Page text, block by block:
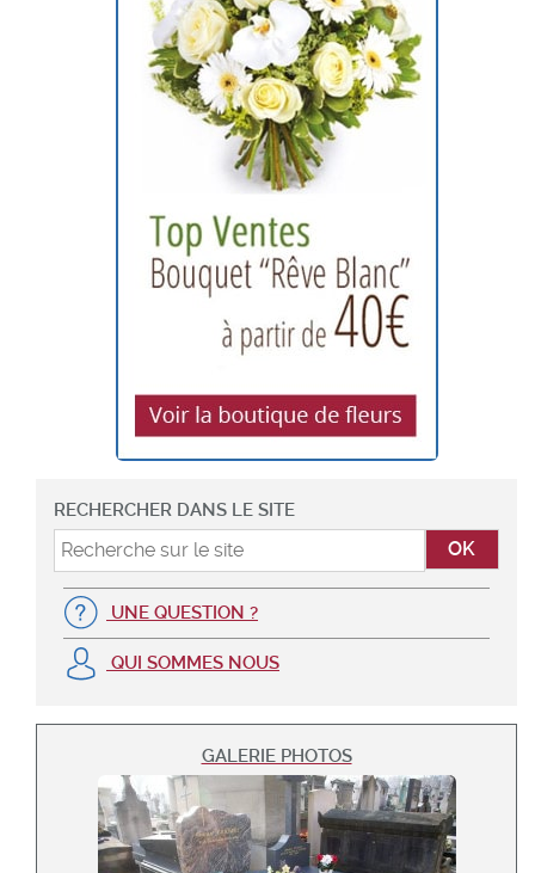
RECHERCHER DANS LE SITE
UNE QUESTION ?
QUI SOMMES NOUS
GALERIE PHOTOS